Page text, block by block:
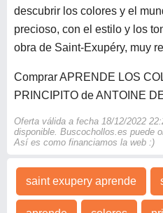
descubrir los colores y el
precioso, con el estilo y los
obra de Saint-Exupéry, muy
Comprar APRENDE LOS
PRINCIPITO de ANTOINE
Oferta válida a fecha 18/12/2022
disponible. Buscochollos.es puede
Así es como financiamos la web :)
saint exupery aprende